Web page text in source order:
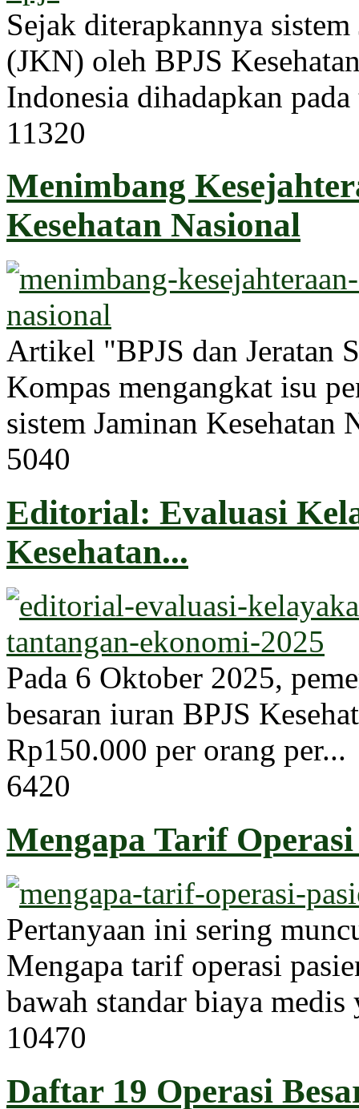
Sejak diterapkannya
(JKN) oleh BPJS
Indonesia dihadapkan pada
11320
Menimbang
Kesehatan Nasional
Artikel "BPJS dan Jeratan
Kompas mengangkat isu
sistem Jaminan Kesehatan
5040
Editorial: Evaluasi
Kesehatan...
Pada 6 Oktober 2025,
besaran iuran BPJS
Rp150.000 per orang per...
6420
Mengapa Tarif
Pertanyaan ini sering
Mengapa tarif operasi
bawah standar biaya medis
10470
Daftar 19 Operasi